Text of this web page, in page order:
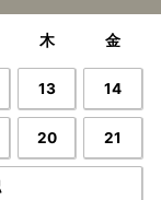
木 金
13 14
20 21